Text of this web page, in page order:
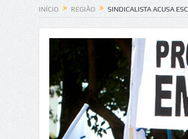
NOTÍCIAS
INÍCIO REGIÃO SINDICALISTA ACUSA